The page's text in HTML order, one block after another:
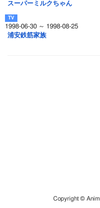
スーパーミルクちゃん
1998-06-30 ～ 1998-08-25
浦安鉄筋家族
Copyright ©